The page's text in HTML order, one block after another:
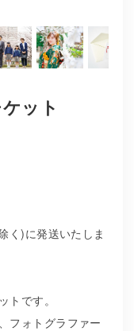
ット
く)に発送いたしま
です。
フォトグラファー